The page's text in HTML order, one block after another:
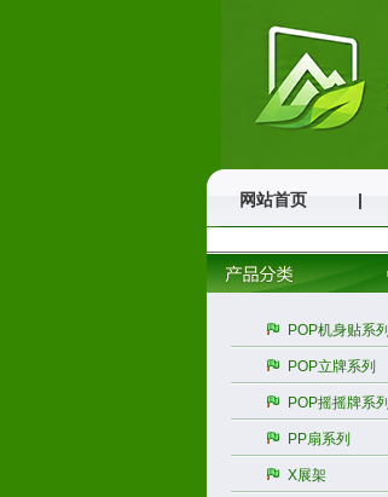
网站首页 |
POP机身贴系列
POP立牌系列
POP摇摇牌系列
PP扇系列
X展架